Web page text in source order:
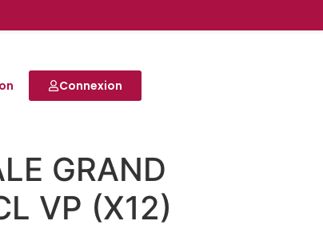
Connexion
GRAND
VP (X12)